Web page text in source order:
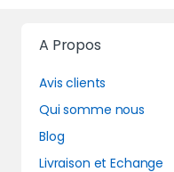
A Propos
Avis clients
Qui somme nous
Blog
Livraison et Echange